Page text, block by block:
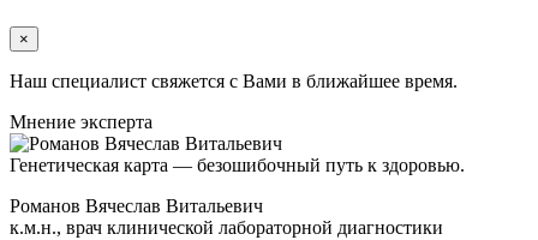
×
Наш специалист свяжется с Вами в ближайшее время.
Мнение эксперта
Генетическая карта — безошибочный путь к здоровью.
Романов Вячеслав Витальевич
к.м.н., врач клинической лабораторной диагностики